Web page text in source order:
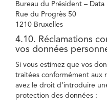
Bureau du Président –
Rue du Progrès 50
1210 Bruxelles
4.10. Réclamations
vos données
Si vous estimez que vos
traitées conformément aux
avez le droit d’introduire
protection des données :